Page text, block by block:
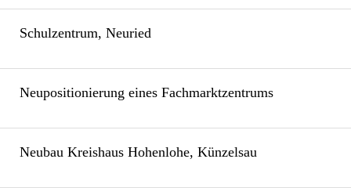
Schulzentrum, Neuried
Neupositionierung eines Fachmarktzentrums
Neubau Kreishaus Hohenlohe, Künzelsau